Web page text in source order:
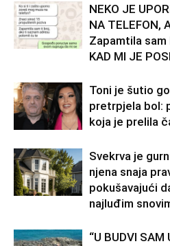
NEKO JE
NA TELEFON,
Zapamtila
KAD MI JE
Toni je šutio
pretrpjela bol:
koja je prelila
Svekrva je
njena snaja
pokušavajući
najluđim
“U BUDVI